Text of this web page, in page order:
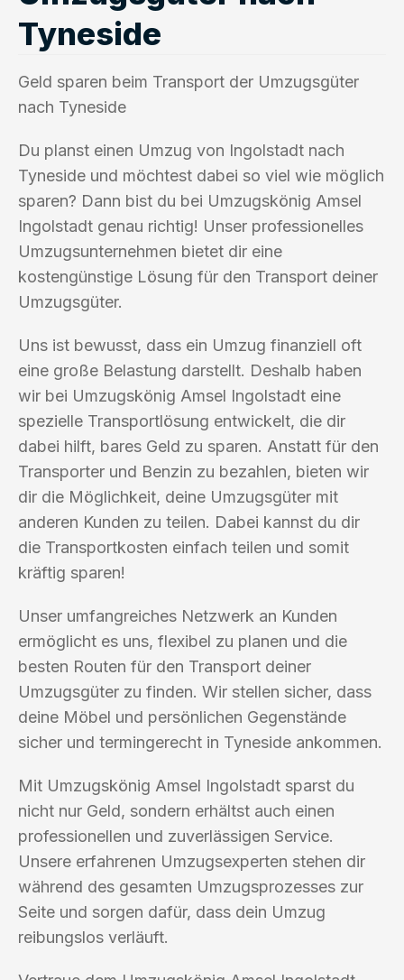
Tyneside
Geld sparen beim Transport der Umzugsgüter
nach Tyneside
Du planst einen Umzug von Ingolstadt nach
Tyneside und möchtest dabei so viel wie möglich
sparen? Dann bist du bei Umzugskönig Amsel
Ingolstadt genau richtig! Unser professionelles
Umzugsunternehmen bietet dir eine
kostengünstige Lösung für den Transport deiner
Umzugsgüter.
Uns ist bewusst, dass ein Umzug finanziell oft
eine große Belastung darstellt. Deshalb haben
wir bei Umzugskönig Amsel Ingolstadt eine
spezielle Transportlösung entwickelt, die dir
dabei hilft, bares Geld zu sparen. Anstatt für den
Transporter und Benzin zu bezahlen, bieten wir
dir die Möglichkeit, deine Umzugsgüter mit
anderen Kunden zu teilen. Dabei kannst du dir
die Transportkosten einfach teilen und somit
kräftig sparen!
Unser umfangreiches Netzwerk an Kunden
ermöglicht es uns, flexibel zu planen und die
besten Routen für den Transport deiner
Umzugsgüter zu finden. Wir stellen sicher, dass
deine Möbel und persönlichen Gegenstände
sicher und termingerecht in Tyneside ankommen.
Mit Umzugskönig Amsel Ingolstadt sparst du
nicht nur Geld, sondern erhältst auch einen
professionellen und zuverlässigen Service.
Unsere erfahrenen Umzugsexperten stehen dir
während des gesamten Umzugsprozesses zur
Seite und sorgen dafür, dass dein Umzug
reibungslos verläuft.